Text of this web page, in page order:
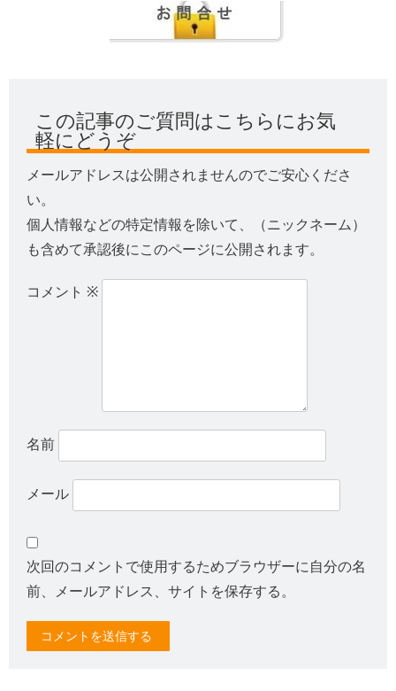
この記事のご質問はこちらにお気
軽にどうぞ
メールアドレスは公開されませんのでご安心くださ
い。
個人情報などの特定情報を除いて、（ニックネーム）
も含めて承認後にこのページに公開されます。
コメント ※
名前
メール
次回のコメントで使用するためブラウザーに自分の名
前、メールアドレス、サイトを保存する。